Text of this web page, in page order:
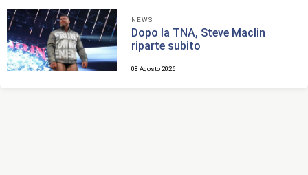
Dopo la TNA, Steve Maclin riparte
subito
NEWS
Dopo la TNA, Steve Maclin
riparte subito
08 Agosto 2026